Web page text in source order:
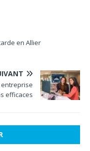
en Allier
efficaces